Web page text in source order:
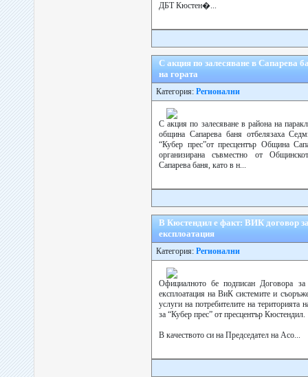
ДБТ Кюстен�...
С акция по залесяване в Сапарева
на гората
Категория: Регионални
С акция по залесяване в района на
община Сапарева баня отбелязаха
“Кубер прес”от пресцентър Община
организирана съвместно от
Сапарева баня, като в н...
В Кюстендил е факт: ВИК договор
експлоатация
Категория: Регионални
Официалното бе подписан Договора за
експлоатация на ВиК системите и
услуги на потребителите на територията
за “Кубер прес” от пресцентър Кюстендил.
В качеството си на Председател на Асо...